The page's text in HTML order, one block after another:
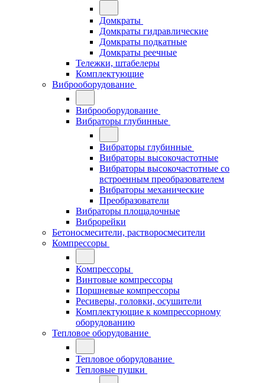
Домкраты
Домкраты гидравлические
Домкраты подкатные
Домкраты реечные
Тележки, штабелеры
Комплектующие
Виброоборудование
Виброоборудование
Вибраторы глубинные
Вибраторы глубинные
Вибраторы высокочастотные
Вибраторы высокочастотные со
встроенным преобразователем
Вибраторы механические
Преобразователи
Вибраторы площадочные
Виброрейки
Бетоносмесители, растворосмесители
Компрессоры
Компрессоры
Винтовые компрессоры
Поршневые компрессоры
Ресиверы, головки, осушители
Комплектующие к компрессорному
оборудованию
Тепловое оборудование
Тепловое оборудование
Тепловые пушки